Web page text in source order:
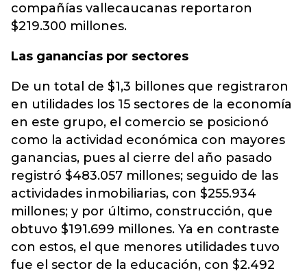
compañías vallecaucanas reportaron
$219.300 millones.
Las ganancias por sectores
De un total de $1,3 billones que registraron
en utilidades los 15 sectores de la economía
en este grupo, el comercio se posicionó
como la actividad económica con mayores
ganancias, pues al cierre del año pasado
registró $483.057 millones; seguido de las
actividades inmobiliarias, con $255.934
millones; y por último, construcción, que
obtuvo $191.699 millones. Ya en contraste
con estos, el que menores utilidades tuvo
fue el sector de la educación, con $2.492